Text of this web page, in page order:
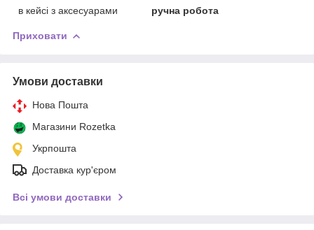
в кейсі з аксесуарами
ручна робота
Приховати
Умови доставки
Нова Пошта
Магазини Rozetka
Укрпошта
Доставка кур'єром
Всі умови доставки